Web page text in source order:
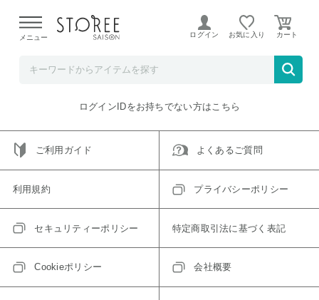
よる配送遅延が発生しております。
メニュー ログイン お気に入り
ご指定のアイテムは取り扱い終了、またはただいま取り扱い
トップへ戻る
ログインIDをお持ちでない方はこちら
ご利用ガイド よくあるご質問
利用規約 プライバシーポリシー
セキュリティーポリシー 特定商取引法に基づく表記
Cookieポリシー 会社概要